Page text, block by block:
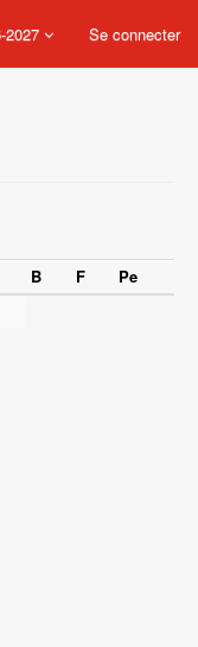
Se connecter
2027
B F
Pe